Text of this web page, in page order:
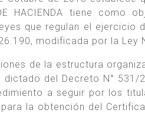
HACIENDA tiene como
que regulan el ejercicio
modificada por la Ley
de la estructura
dictado del Decreto N°
a seguir por los
la obtención del